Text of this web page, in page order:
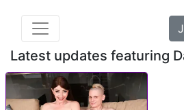
Latest updates featuring